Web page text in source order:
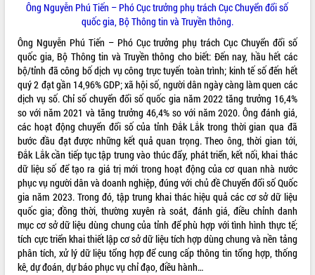
Ông Nguyễn Phú Tiến – Phó Cục trưởng phụ trách Cục Chuyển đổi số
quốc gia, Bộ Thông tin và Truyền thông.
Ông Nguyễn Phú Tiến – Phó Cục trưởng phụ trách Cục Chuyển đổi số
quốc gia, Bộ Thông tin và Truyền thông cho biết: Đến nay, hầu hết các
bộ/tỉnh đã công bố dịch vụ công trực tuyến toàn trình; kinh tế số đến hết
quý 2 đạt gần 14,96% GDP; xã hội số, người dân ngày càng làm quen các
dịch vụ số. Chỉ số chuyển đổi số quốc gia năm 2022 tăng trưởng 16,4%
so với năm 2021 và tăng trưởng 46,4% so với năm 2020. Ông đánh giá,
các hoạt động chuyển đổi số của tỉnh Đắk Lắk trong thời gian qua đã
bước đầu đạt được những kết quả quan trọng. Theo ông, thời gian tới,
Đắk Lắk cần tiếp tục tập trung vào thúc đẩy, phát triển, kết nối, khai thác
dữ liệu số để tạo ra giá trị mới trong hoạt động của cơ quan nhà nước
phục vụ người dân và doanh nghiệp, đúng với chủ đề Chuyển đổi số Quốc
gia năm 2023. Trong đó, tập trung khai thác hiệu quả các cơ sở dữ liệu
quốc gia; đồng thời, thường xuyên rà soát, đánh giá, điều chỉnh danh
mục cơ sở dữ liệu dùng chung của tỉnh để phù hợp với tình hình thực tế;
tích cực triển khai thiết lập cơ sở dữ liệu tích hợp dùng chung và nền tảng
phân tích, xử lý dữ liệu tổng hợp để cung cấp thông tin tổng hợp, thống
kê, dự đoán, dự báo phục vụ chỉ đạo, điều hành…